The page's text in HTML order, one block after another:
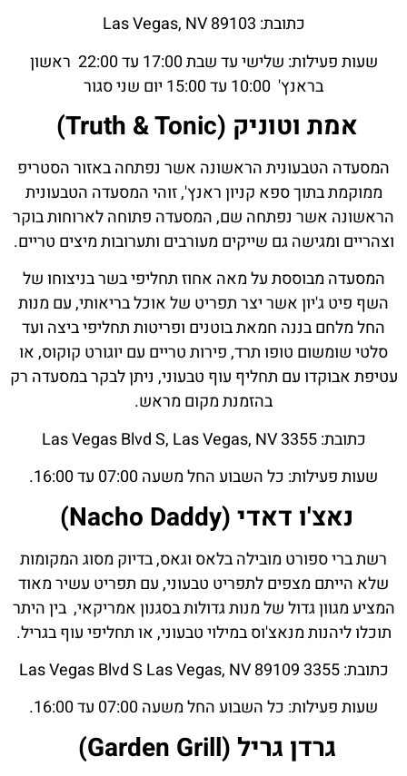
כתובת: Las Vegas, NV 89103
שעות פעילות: שלישי עד שבת 17:00 עד 22:00 ראשון
בראנץ' 10:00 עד 15:00 יום שני סגור
אמת וטוניק (Truth & Tonic)
המסעדה הטבעונית הראשונה אשר נפתחה באזור הסטריפ
ממוקמת בתוך ספא קניון ראנץ', זוהי המסעדה הטבעונית
הראשונה אשר נפתחה שם, המסעדה פתוחה לארוחות בוקר
וצהריים ומגישה גם שייקים מעורבים ותערובות מיצים טריים.
המסעדה מבוססת על מאה אחוז תחליפי בשר בניצוחו של
השף פיט ג'יון אשר יצר תפריט של אוכל בריאותי, עם מנות
החל מלחם בננה חמאת בוטנים ופריטות תחליפי ביצה ועד
סלטי שומשום טופו תרד, פירות טריים עם יוגורט קוקוס, או
עטיפת אבוקדו עם תחליף עוף טבעוני, ניתן לבקר במסעדה רק
בהזמנת מקום מראש.
כתובת: 3355 Las Vegas Blvd S, Las Vegas, NV
שעות פעילות: כל השבוע החל משעה 07:00 עד 16:00.
נאצ'ו דאדי (Nacho Daddy)
רשת ברי ספורט מובילה בלאס וגאס, בדיוק מסוג המקומות
שלא הייתם מצפים לתפריט טבעוני, עם תפריט עשיר מאוד
המציע מגוון גדול של מנות גדולות בסגנון אמריקאי, בין היתר
תוכלו ליהנות מנאצ'וס במילוי טבעוני, או תחליפי עוף בגריל.
כתובת: 3355 Las Vegas Blvd S Las Vegas, NV 89109
שעות פעילות: כל השבוע החל משעה 07:00 עד 16:00.
גרדן גריל (Garden Grill)